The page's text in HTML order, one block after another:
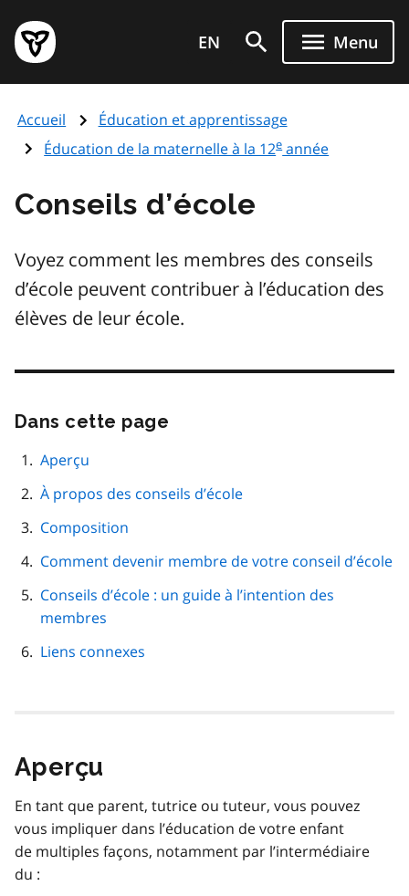
au
contenu
principal
Page
d'accueil
de
l'Ontario
EN Menu
Accueil
Éducation et apprentissage
Éducation de la maternelle à la 12eannée
Conseils d’école
Voyez comment les membres des conseils
d’école peuvent contribuer à l’éducation des
élèves de leur école.
Dans cette page
page
Aperçu
À propos des conseils d’école
Composition
Comment devenir membre de votre conseil d’école
Conseils d’école : un guide à l’intention des
membres
Liens connexes
Aperçu
En tant que parent, tutrice ou tuteur, vous pouvez
vous impliquer dans l’éducation de votre enfant
de multiples façons, notamment par l’intermédiaire
du :